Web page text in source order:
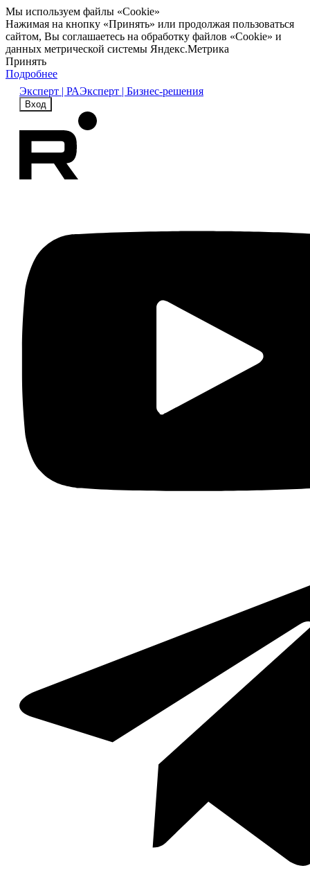
Мы используем файлы «Cookie»
Нажимая на кнопку «Принять» или продолжая пользоваться
сайтом, Вы соглашаетесь на обработку файлов «Cookie» и
данных метрической системы Яндекс.Метрика
Принять
Подробнее
Эксперт | РАЭксперт | Бизнес-решения
Вход